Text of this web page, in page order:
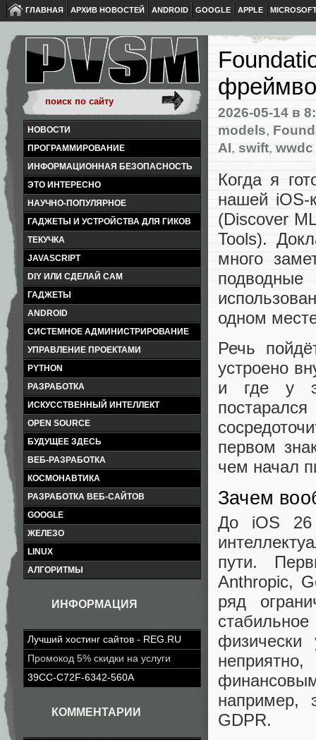
ГЛАВНАЯ АРХИВ НОВОСТЕЙ ANDROID GOOGLE APPLE
НОВОСТИ
ПРОГРАММИРОВАНИЕ
ИНФОРМАЦИОННАЯ БЕЗОПАСНОСТЬ
ЭТО ИНТЕРЕСНО
НАУЧНО-ПОПУЛЯРНОЕ
ГАДЖЕТЫ И УСТРОЙСТВА ДЛЯ ГИКОВ
ТЕКУЧКА
JAVASCRIPT
DIY ИЛИ СДЕЛАЙ САМ
ГАДЖЕТЫ
ANDROID
СИСТЕМНОЕ АДМИНИСТРИРОВАНИЕ
УПРАВЛЕНИЕ ПРОЕКТАМИ
PYTHON
РАЗРАБОТКА
ИСКУССТВЕННЫЙ ИНТЕЛЛЕКТ
OPEN SOURCE
БУДУЩЕЕ ЗДЕСЬ
ВЕБ-РАЗРАБОТКА
КОСМОНАВТИКА
РАЗРАБОТКА ВЕБ-САЙТОВ
GOOGLE
ЖЕЛЕЗО
LINUX
АЛГОРИТМЫ
ИНФОРМАЦИЯ
Лучший хостинг сайтов - REG.RU
Промокод 5% скидки на услуги
39CC-C72F-6342-560A
КОММЕНТАРИИ
2026-05-14 в
models,
AI, swift, wwdc
Когда я
нашей iOS-
(Discover
Tools).
много
одном
Речь
устроено
и где у
первом
чем начал
Зачем
До iOS 26
пути.
Anthropic,
ряд
физически
например,
GDPR.